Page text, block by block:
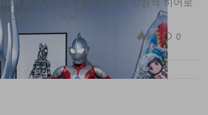
912